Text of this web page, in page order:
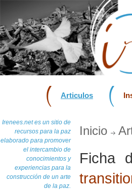
Articulos
Irenees.net es un sitio de
recursos para la paz
elaborado para promover
el intercambio de
conocimientos y
experiencias para la
construcción de un arte
de la paz.
Inicio
Ficha